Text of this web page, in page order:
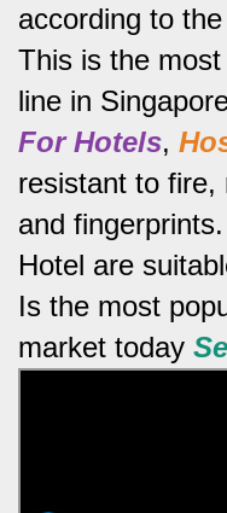
according to
This is the
line in
For Hotels,
resistant to fire,
and fingerprints.
Hotel are
Is the most
market today